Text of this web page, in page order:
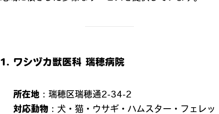
1. ワシヅカ獣医科 瑞穂病院
所在地 ：瑞穂区瑞穂通2‑34‑2
対応動物：犬・猫・ウサギ・ハムスター・フェレッ